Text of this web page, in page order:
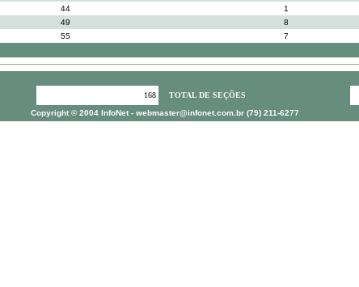
44 1
49 8
55 7
168 TOTAL DE SEÇÕES
Copyright © 2004 InfoNet - webmaster@infonet.com.br (79) 211-6277